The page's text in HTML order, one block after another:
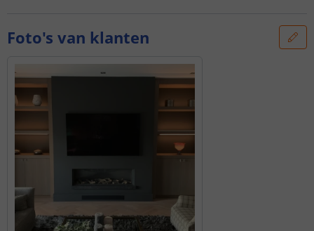
Foto's van klanten